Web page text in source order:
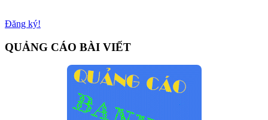
Đăng ký!
QUẢNG CÁO BÀI VIẾT